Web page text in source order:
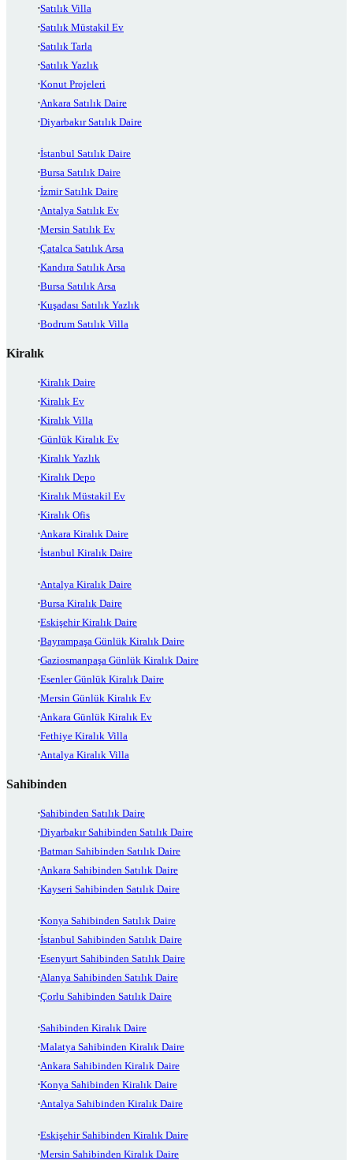
Satılık Villa
Satılık Müstakil Ev
Satılık Tarla
Satılık Yazlık
Konut Projeleri
Ankara Satılık Daire
Diyarbakır Satılık Daire
İstanbul Satılık Daire
Bursa Satılık Daire
İzmir Satılık Daire
Antalya Satılık Ev
Mersin Satılık Ev
Çatalca Satılık Arsa
Kandıra Satılık Arsa
Bursa Satılık Arsa
Kuşadası Satılık Yazlık
Bodrum Satılık Villa
Kiralık
Kiralık Daire
Kiralık Ev
Kiralık Villa
Günlük Kiralık Ev
Kiralık Yazlık
Kiralık Depo
Kiralık Müstakil Ev
Kiralık Ofis
Ankara Kiralık Daire
İstanbul Kiralık Daire
Antalya Kiralık Daire
Bursa Kiralık Daire
Eskişehir Kiralık Daire
Bayrampaşa Günlük Kiralık Daire
Gaziosmanpaşa Günlük Kiralık Daire
Esenler Günlük Kiralık Daire
Mersin Günlük Kiralık Ev
Ankara Günlük Kiralık Ev
Fethiye Kiralık Villa
Antalya Kiralık Villa
Sahibinden
Sahibinden Satılık Daire
Diyarbakır Sahibinden Satılık Daire
Batman Sahibinden Satılık Daire
Ankara Sahibinden Satılık Daire
Kayseri Sahibinden Satılık Daire
Konya Sahibinden Satılık Daire
İstanbul Sahibinden Satılık Daire
Esenyurt Sahibinden Satılık Daire
Alanya Sahibinden Satılık Daire
Çorlu Sahibinden Satılık Daire
Sahibinden Kiralık Daire
Malatya Sahibinden Kiralık Daire
Ankara Sahibinden Kiralık Daire
Konya Sahibinden Kiralık Daire
Antalya Sahibinden Kiralık Daire
Eskişehir Sahibinden Kiralık Daire
Mersin Sahibinden Kiralık Daire